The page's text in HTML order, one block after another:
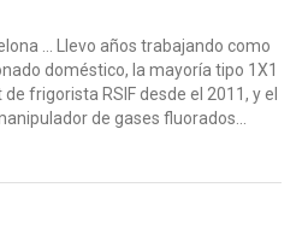
... Llevo años trabajando como
doméstico, la mayoría tipo 1X1
frigorista RSIF desde el 2011, y el
de gases fluorados...